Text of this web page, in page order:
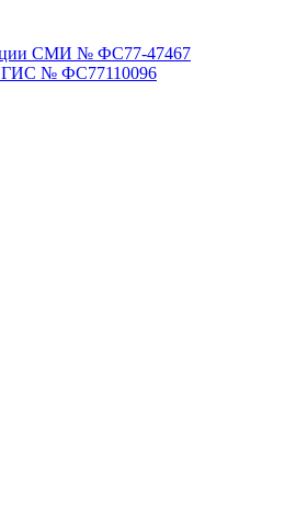
СМИ № ФС77-47467
№ ФС77110096